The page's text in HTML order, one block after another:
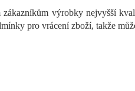
c
í
výrobky nejvyšší
pro vrácení zboží, takže